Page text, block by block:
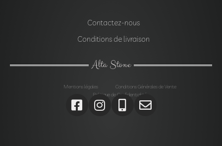
Contactez-nous
Conditions de livraison
Alta Stone
Mentions légales
Conditions Générales de Vente
Politique de Confidentialité